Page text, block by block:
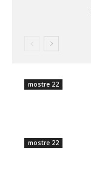
mostre 22
mostre 22